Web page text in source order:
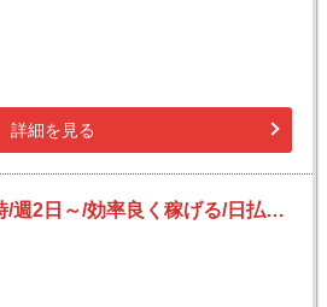
詳細を見る
【深夜】20時～翌5時/週2日～/効率良く稼げる/日払いOK(規定有)/副業可/フリーター活躍/未経験歓迎